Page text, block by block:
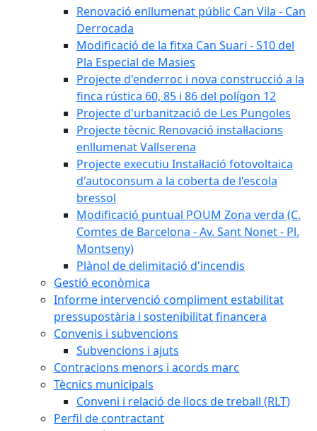
Renovació enllumenat públic Can Vila - Can
Derrocada
Modificació de la fitxa Can Suari - S10 del
Pla Especial de Masies
Projecte d'enderroc i nova construcció a la
finca rústica 60, 85 i 86 del polígon 12
Projecte d'urbanització de Les Pungoles
Projecte tècnic Renovació instal·lacions
enllumenat Vallserena
Projecte executiu Instal·lació fotovoltaica
d'autoconsum a la coberta de l'escola
bressol
Modificació puntual POUM Zona verda (C.
Comtes de Barcelona - Av. Sant Nonet - Pl.
Montseny)
Plànol de delimitació d'incendis
Gestió econòmica
Informe intervenció compliment estabilitat
pressupostària i sostenibilitat financera
Convenis i subvencions
Subvencions i ajuts
Contracions menors i acords marc
Tècnics municipals
Conveni i relació de llocs de treball (RLT)
Perfil de contractant